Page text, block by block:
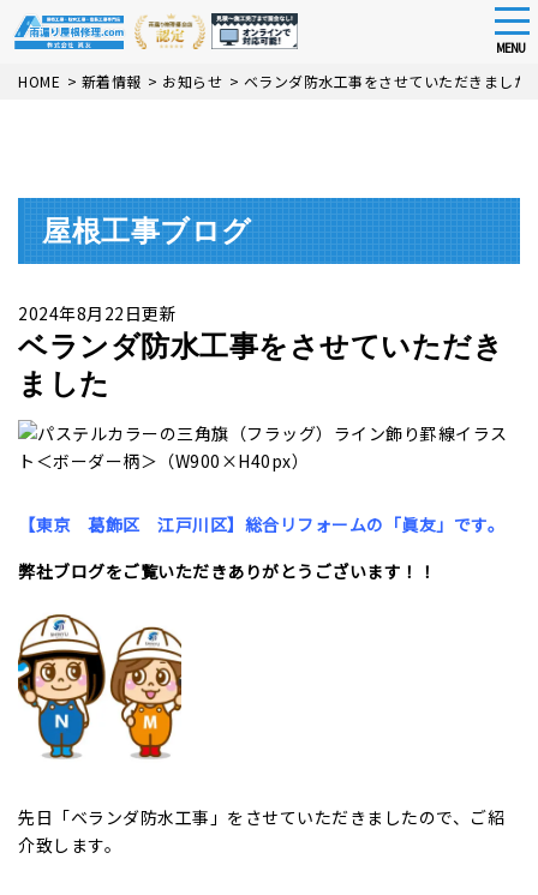
Skip
MENU
HOME > 新着情報 > お知らせ > ベランダ防水工事をさせていただきました
屋根工事ブログ
2024年8月22日更新
ベランダ防水工事をさせていただき
ました
【東京 葛飾区 江戸川区】総合リフォームの「眞友」です。
弊社ブログをご覧いただきありがとうございます！！
先日「ベランダ防水工事」をさせていただきましたので、ご紹
介致します。